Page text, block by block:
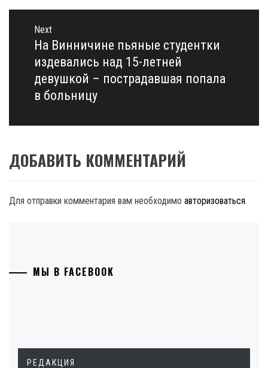
Next
Next
post:
На Винничине пьяные студентки
издевались над 15-летней
девушкой – пострадавшая попала
в больницу
ДОБАВИТЬ КОММЕНТАРИЙ
Для отправки комментария вам необходимо авторизоваться.
МЫ В FACEBOOK
РЕДАКЦИЯ